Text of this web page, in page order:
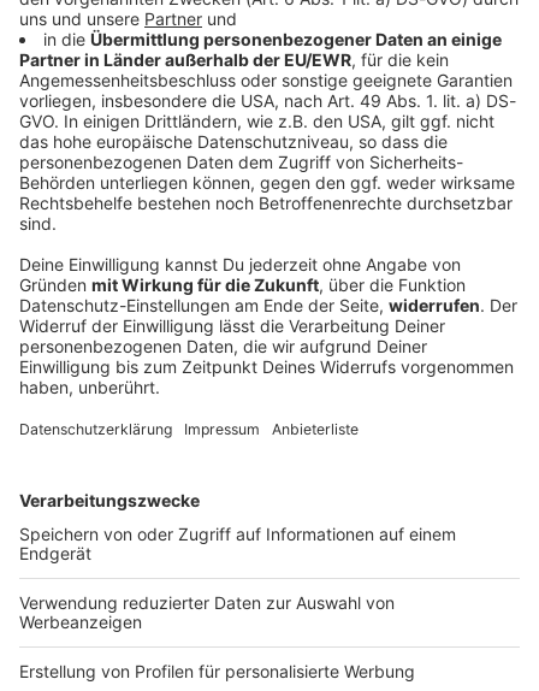
Frauen-Tour vor Finale mit Sekundenkrimi:
Vollering in Gelb
2024 gewinnt Kasia Niewiadoma mit vier Sekunden
Vorsprung die Tour de France vor Demi Vollering.
Schlussetappe acht Sekunden vor der Polin.
DEINE GEMERKTEN ARTIKEL
Du hast dir noch keine Artikel gemerkt
Markiere sie hierfür mit einem